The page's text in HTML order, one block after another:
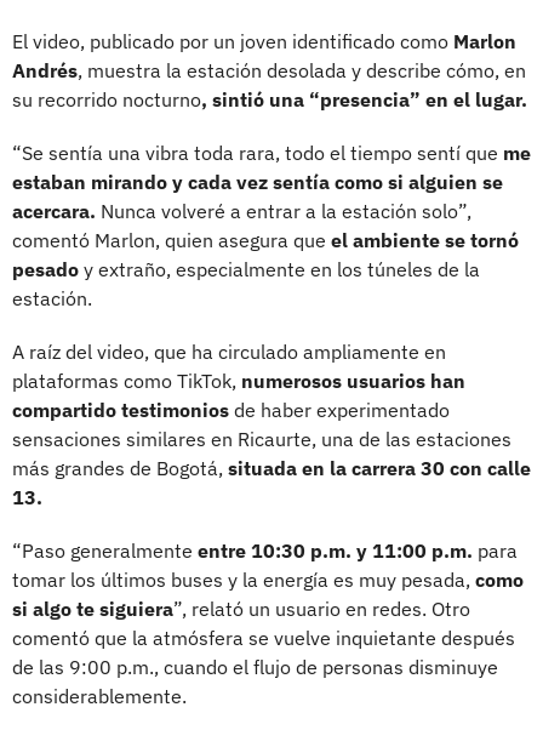
El video, publicado por un joven identificado como Marlon
Andrés, muestra la estación desolada y describe cómo, en
su recorrido nocturno, sintió una “presencia” en el lugar.
“Se sentía una vibra toda rara, todo el tiempo sentí que me
estaban mirando y cada vez sentía como si alguien se
acercara. Nunca volveré a entrar a la estación solo”,
comentó Marlon, quien asegura que el ambiente se tornó
pesado y extraño, especialmente en los túneles de la
estación.
A raíz del video, que ha circulado ampliamente en
plataformas como TikTok, numerosos usuarios han
compartido testimonios de haber experimentado
sensaciones similares en Ricaurte, una de las estaciones
más grandes de Bogotá, situada en la carrera 30 con calle
13.
“Paso generalmente entre 10:30 p.m. y 11:00 p.m. para
tomar los últimos buses y la energía es muy pesada, como
si algo te siguiera”, relató un usuario en redes. Otro
comentó que la atmósfera se vuelve inquietante después
de las 9:00 p.m., cuando el flujo de personas disminuye
considerablemente.